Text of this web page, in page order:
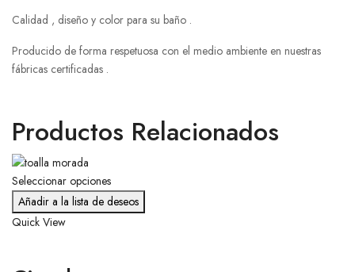
Calidad , diseño y color para su baño .
Producido de forma respetuosa con el medio ambiente en nuestras
fábricas certificadas .
Productos Relacionados
Seleccionar opciones
Añadir a la lista de deseos
Quick View